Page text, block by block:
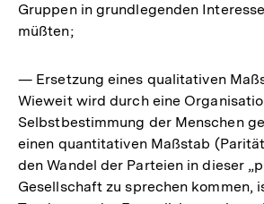
Gruppen in grundlegenden
müßten;
— Ersetzung eines qualitativen
Wieweit wird durch eine
Selbstbestimmung der Menschen
einen quantitativen Maßstab
den Wandel der Parteien in dieser
Gesellschaft zu sprechen kommen,